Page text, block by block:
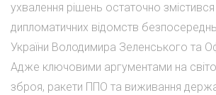
ухвалення рішень остаточно змістився
дипломатичних відомств
України Володимира Зеленського та
Адже ключовими аргументами на
зброя, ракети ППО та виживання